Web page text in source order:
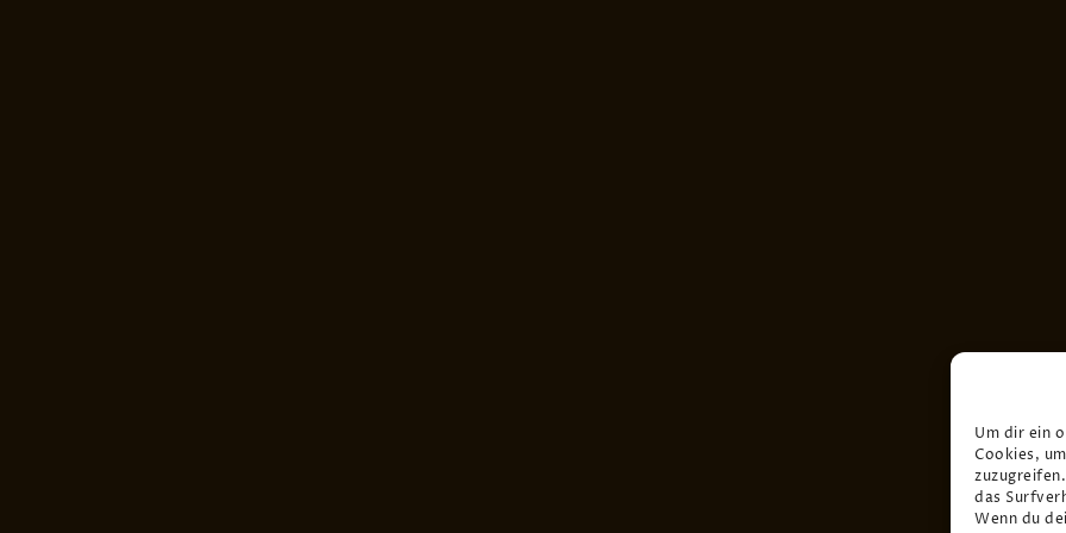
Um dir ein
Cookies,
das
Wenn du